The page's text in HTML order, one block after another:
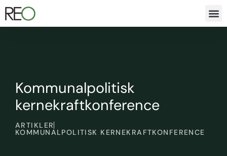
Kommunalpolitisk
kernekraftkonference
ARTIKLER
KOMMUNALPOLITISK KERNEKRAFTKONFERENCE